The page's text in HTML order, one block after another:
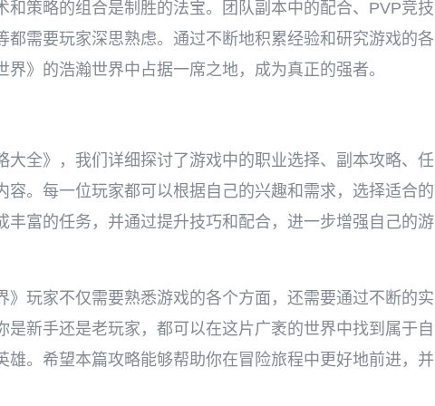
和策略的组合是制胜的法宝。团队副本中的配合、PVP竞技
都需要玩家深思熟虑。通过不断地积累经验和研究游戏的各
》的浩瀚世界中占据一席之地，成为真正的强者。
大全》，我们详细探讨了游戏中的职业选择、副本攻略、任
容。每一位玩家都可以根据自己的兴趣和需求，选择适合的
丰富的任务，并通过提升技巧和配合，进一步增强自己的游
》玩家不仅需要熟悉游戏的各个方面，还需要通过不断的实
是新手还是老玩家，都可以在这片广袤的世界中找到属于自
雄。希望本篇攻略能够帮助你在冒险旅程中更好地前进，并